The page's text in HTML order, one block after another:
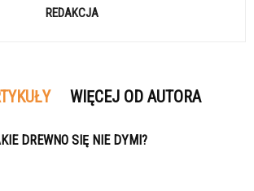
REDAKCJA
WIĘCEJ OD AUTORA
DREWNO SIĘ NIE DYMI?